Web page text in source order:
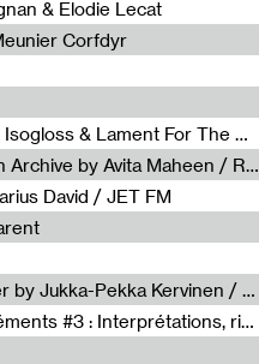
& Elodie Lecat
Corfdyr
Radia Show #1111 : Schisma Gulf, Isogloss & Lament For The Old Clock By Harvey Young / Resonance
Radia Show #1110 : Freeze, Asian Archive by Avita Maheen / Radio Worm
David / JET FM
Radia Show #1108 : as or another by Jukka-Pekka Kervinen / Rádio Zero
Sous le paysage - Habiter les éléments #3 : Interprétations, rituels et symboliques des éléments